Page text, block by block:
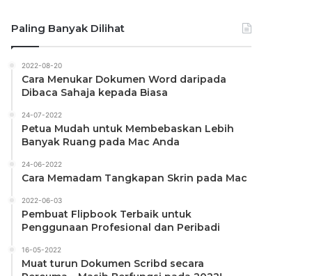
Paling Banyak Dilihat
2022-08-20
Cara Menukar Dokumen Word daripada
Dibaca Sahaja kepada Biasa
24-07-2022
Petua Mudah untuk Membebaskan Lebih
Banyak Ruang pada Mac Anda
24-06-2022
Cara Memadam Tangkapan Skrin pada Mac
2022-06-03
Pembuat Flipbook Terbaik untuk
Penggunaan Profesional dan Peribadi
16-05-2022
Muat turun Dokumen Scribd secara